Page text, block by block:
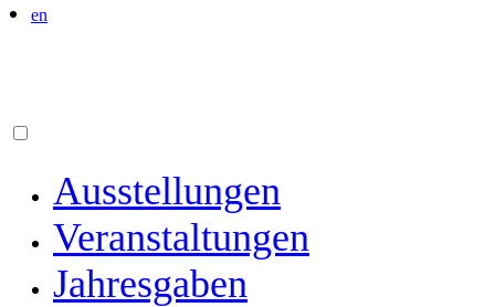
en
Ausstellungen
Veranstaltungen
Jahresgaben